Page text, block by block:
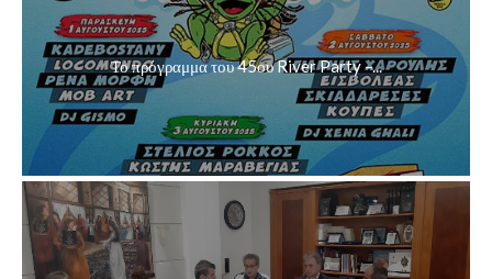
Το πρόγραμμα του 45ου River Party –...